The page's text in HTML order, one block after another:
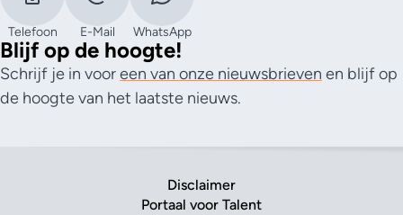
Telefoon E-Mail WhatsApp
Blijf op de hoogte!
Schrijf je in vooreen van onze nieuwsbrieven en blijf op
de hoogte van het laatste nieuws.
Disclaimer
Portaal voor Talent